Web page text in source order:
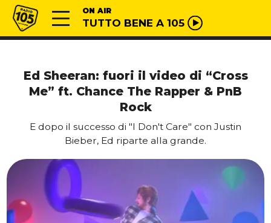
Vai al contenuto
Radio 105 ON AIR
TUTTO BENE A 105
Ed Sheeran: fuori il video di “Cross
Me” ft. Chance The Rapper & PnB
Rock
E dopo il successo di "I Don't Care" con Justin
Bieber, Ed riparte alla grande.